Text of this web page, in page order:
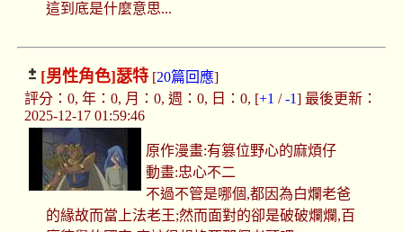
這到底是什麼意思...
[男性角色]瑟特[20篇回應]
評分：0, 年：0, 月：0, 週：0, 日：0, [+1 /-1] 最後更新：
2025-12-17 01:59:46
原作漫畫:有篡位野心的麻煩仔
動畫:忠心不二
不過不管是哪個,都因為白爛老爸
的緣故而當上法老王;然而面對的卻是破破爛爛,百